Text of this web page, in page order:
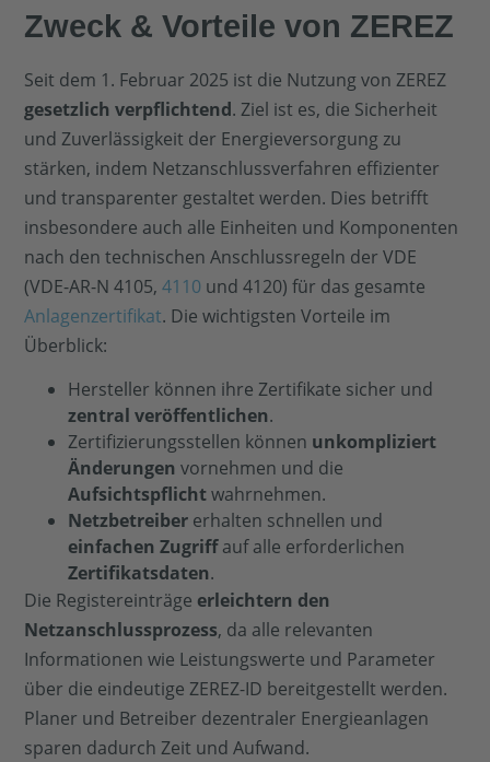
Zweck & Vorteile von ZEREZ
Seit dem 1. Februar 2025 ist die Nutzung von ZEREZ
gesetzlich verpflichtend. Ziel ist es, die Sicherheit
und Zuverlässigkeit der Energieversorgung zu
stärken, indem Netzanschlussverfahren effizienter
und transparenter gestaltet werden. Dies betrifft
insbesondere auch alle Einheiten und Komponenten
nach den technischen Anschlussregeln der VDE
(VDE-AR-N 4105,4110 und 4120) für das gesamte
Anlagenzertifikat. Die wichtigsten Vorteile im
Überblick:
Hersteller können ihre Zertifikate sicher und
zentral veröffentlichen.
Zertifizierungsstellen können unkompliziert
Änderungen vornehmen und die
Aufsichtspflichtwahrnehmen.
Netzbetreiber erhalten schnellen und
einfachen Zugriffauf alle erforderlichen
Zertifikatsdaten.
Die Registereinträge erleichtern den
Netzanschlussprozess, da alle relevanten
Informationen wie Leistungswerte und Parameter
über die eindeutige ZEREZ-ID bereitgestellt werden.
Planer und Betreiber dezentraler Energieanlagen
sparen dadurch Zeit und Aufwand.